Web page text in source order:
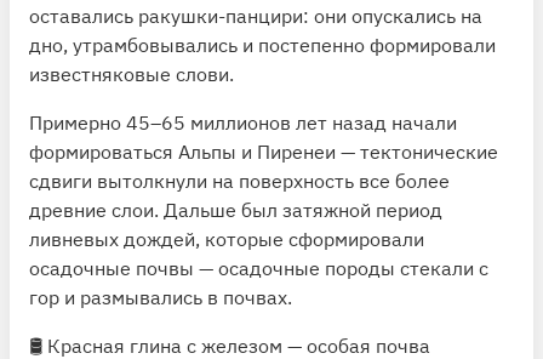
оставались ракушки-панцири: они опускались на
дно, утрамбовывались и постепенно формировали
известняковые слови.
Примерно 45–65 миллионов лет назад начали
формироваться Альпы и Пиренеи — тектонические
сдвиги вытолкнули на поверхность все более
древние слои. Дальше был затяжной период
ливневых дождей, которые сформировали
осадочные почвы — осадочные породы стекали с
гор и размывались в почвах.
🛢 Красная глина с железом — особая почва